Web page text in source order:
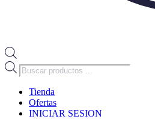
Búsqueda
de
productos
Tienda
Ofertas
INICIAR SESION